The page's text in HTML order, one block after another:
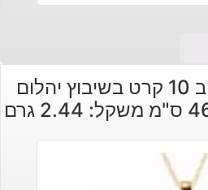
תליון ושרשרת זהב 10 קרט בשיבוץ יהלום